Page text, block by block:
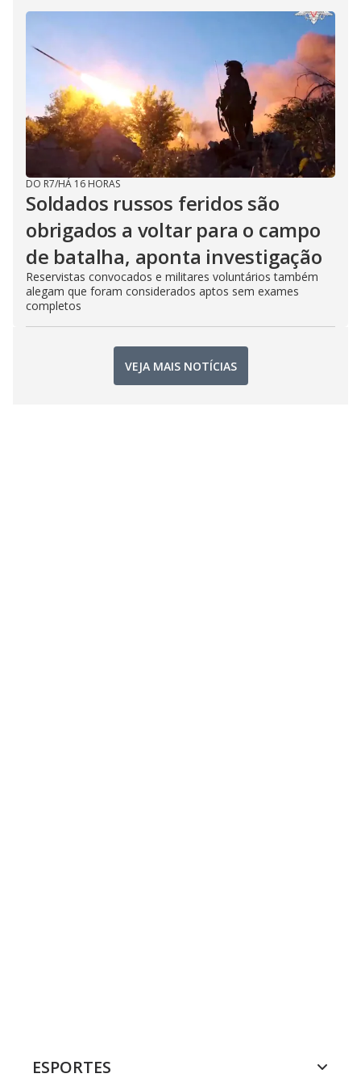
DO R7/HÁ 16 HORAS
Soldados russos feridos são
obrigados a voltar para o campo
de batalha, aponta investigação
Reservistas convocados e militares voluntários também
alegam que foram considerados aptos sem exames
completos
VEJA MAIS NOTÍCIAS
ESPORTES